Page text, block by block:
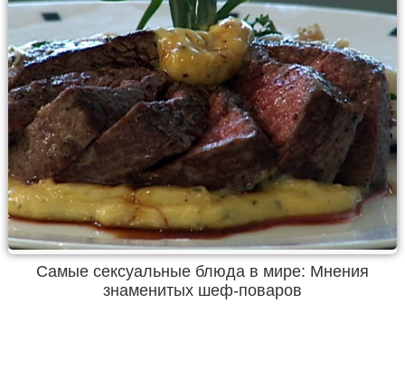
Самые сексуальные блюда в мире: Мнения
знаменитых шеф-поваров